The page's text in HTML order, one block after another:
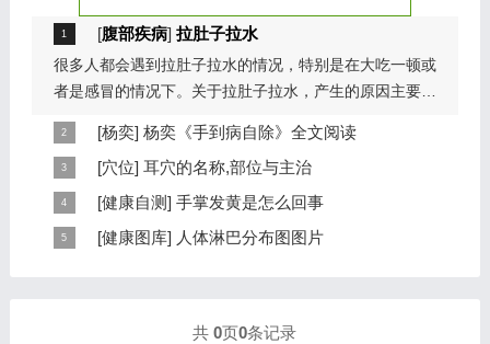
[腹部疾病] 拉肚子拉水
很多人都会遇到拉肚子拉水的情况，特别是在大吃一顿或
者是感冒的情况下。关于拉肚子拉水，产生的原因主要是
[杨奕] 杨奕《手到病自除》全文阅读
本页提供杨奕手到病自除全文阅读。包括完整目录、共计
6大章，66个小节的详细内容。涉及到全身的各个反射
区，以及自然疗法、反射区疗法、食疗等。另外...
[穴位] 耳穴的名称,部位与主治
耳穴在耳郭的分布有一定规律，耳穴在耳郭的分布犹如一
个倒置在子宫内的胎儿，头部朝下，臀部朝上。其分布的
规律是，与面颊相应的穴位在耳垂；与上肢相...
[健康自测] 手掌发黄是怎么回事
手掌发黄，一般是血管内血液不充盈或是皮肤营养不良的
[健康图库] 人体淋巴分布图图片
出的淋巴癌，图片尺寸390x378像素，格式是JPG...
共0页0条记录